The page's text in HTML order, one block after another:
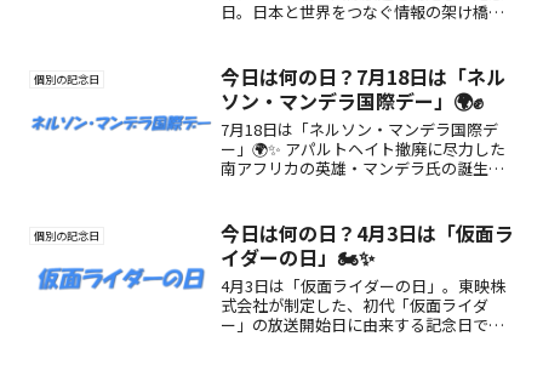
日。日本と世界をつなぐ情報の架け橋に
個別の記念日
今日は何の日？7月18日は「ネル
ソン・マンデラ国際デー」🌍✊
7月18日は「ネルソン・マンデラ国際デ
ー」🌍✨ アパルトヘイト撤廃に尽力した
南アフリカの英雄・マンデラ氏の誕生日
会づくりに参加してみませんか？
個別の記念日
今日は何の日？4月3日は「仮面ラ
イダーの日」🏍️✨
4月3日は「仮面ライダーの日」。東映株
式会社が制定した、初代「仮面ライダ
ー」の放送開始日に由来する記念日で